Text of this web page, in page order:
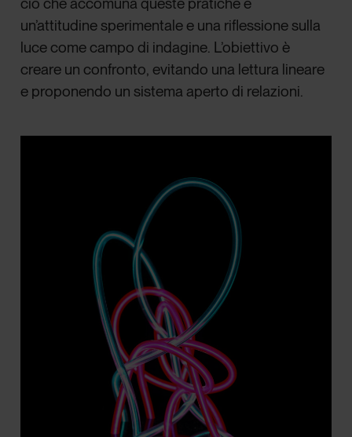
un’attitudine sperimentale e una riflessione sulla
luce come campo di indagine. L’obiettivo è
creare un confronto, evitando una lettura lineare
e proponendo un sistema aperto di relazioni.